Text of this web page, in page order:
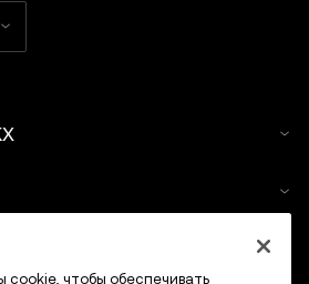
cookie, чтобы обеспечивать